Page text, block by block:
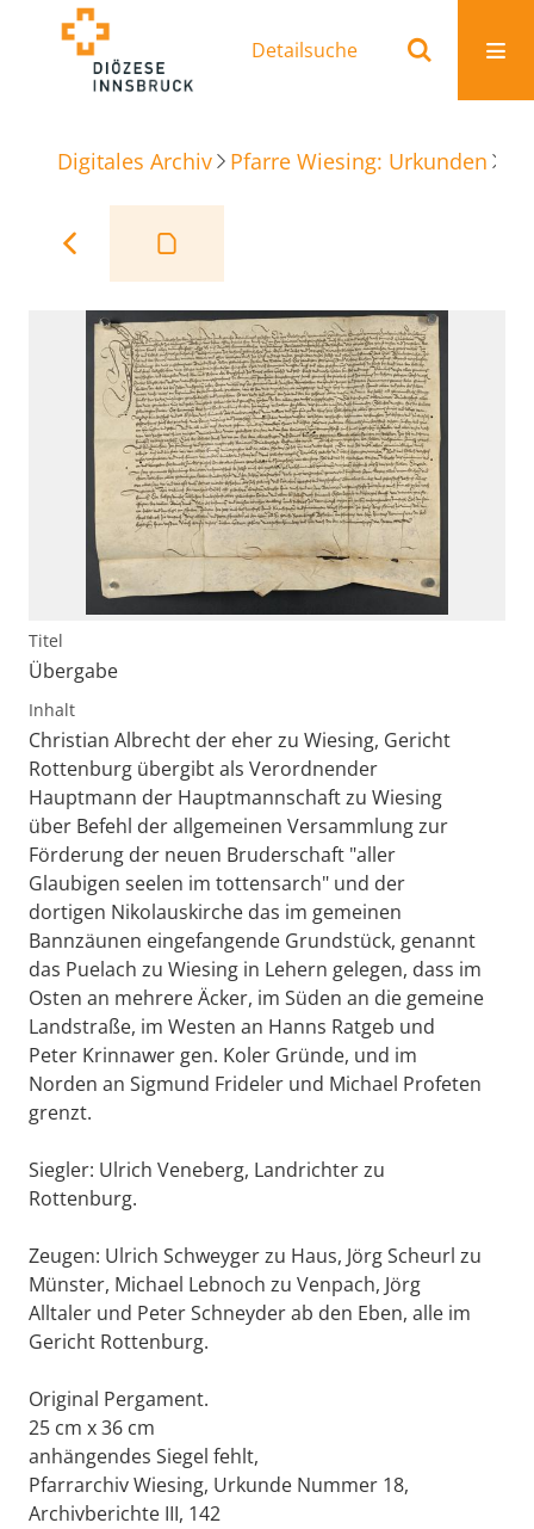
Detailsuche
Digitales Archiv Pfarre Wiesing: Urkunden
Titel
Übergabe
Inhalt
Christian Albrecht der eher zu Wiesing, Gericht
Rottenburg übergibt als Verordnender
Hauptmann der Hauptmannschaft zu Wiesing
über Befehl der allgemeinen Versammlung zur
Förderung der neuen Bruderschaft "aller
Glaubigen seelen im tottensarch" und der
dortigen Nikolauskirche das im gemeinen
Bannzäunen eingefangende Grundstück, genannt
das Puelach zu Wiesing in Lehern gelegen, dass im
Osten an mehrere Äcker, im Süden an die gemeine
Landstraße, im Westen an Hanns Ratgeb und
Peter Krinnawer gen. Koler Gründe, und im
Norden an Sigmund Frideler und Michael Profeten
grenzt.
Siegler: Ulrich Veneberg, Landrichter zu
Rottenburg.
Zeugen: Ulrich Schweyger zu Haus, Jörg Scheurl zu
Münster, Michael Lebnoch zu Venpach, Jörg
Alltaler und Peter Schneyder ab den Eben, alle im
Gericht Rottenburg.
Original Pergament.
25 cm x 36 cm
anhängendes Siegel fehlt,
Pfarrarchiv Wiesing, Urkunde Nummer 18,
Archivberichte III, 142